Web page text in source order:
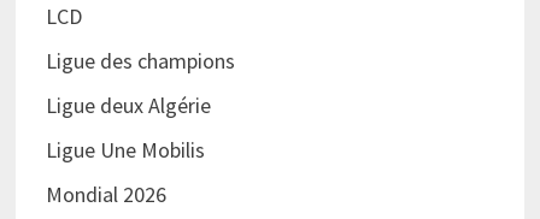
LCD
Ligue des champions
Ligue deux Algérie
Ligue Une Mobilis
Mondial 2026